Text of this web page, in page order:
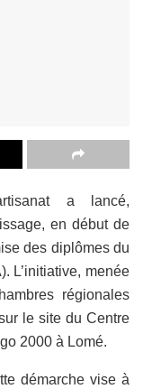
a lancé,
en début de
des diplômes du
L’initiative, menée
régionales
le site du Centre
2000 à Lomé.
démarche vise à